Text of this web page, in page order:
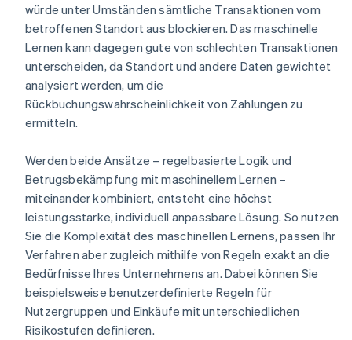
würde unter Umständen sämtliche Transaktionen vom
betroffenen Standort aus blockieren. Das maschinelle
Lernen kann dagegen gute von schlechten Transaktionen
unterscheiden, da Standort und andere Daten gewichtet
analysiert werden, um die
Rückbuchungswahrscheinlichkeit von Zahlungen zu
ermitteln.
Werden beide Ansätze – regelbasierte Logik und
Betrugsbekämpfung mit maschinellem Lernen –
miteinander kombiniert, entsteht eine höchst
leistungsstarke, individuell anpassbare Lösung. So nutzen
Sie die Komplexität des maschinellen Lernens, passen Ihr
Verfahren aber zugleich mithilfe von Regeln exakt an die
Bedürfnisse Ihres Unternehmens an. Dabei können Sie
beispielsweise benutzerdefinierte Regeln für
Nutzergruppen und Einkäufe mit unterschiedlichen
Risikostufen definieren.